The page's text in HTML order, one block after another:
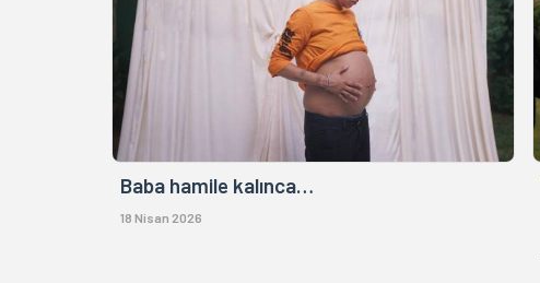
Baba hamile kalınca…
18 Nisan 2026